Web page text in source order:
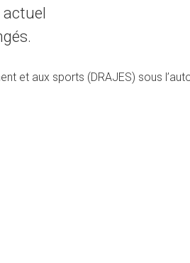
actuel
et aux sports (DRAJES) sous